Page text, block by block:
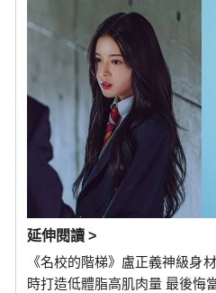
延伸閱讀 >
《名校的階梯》盧正義神級身
時打造低體脂高肌肉量 最後悔